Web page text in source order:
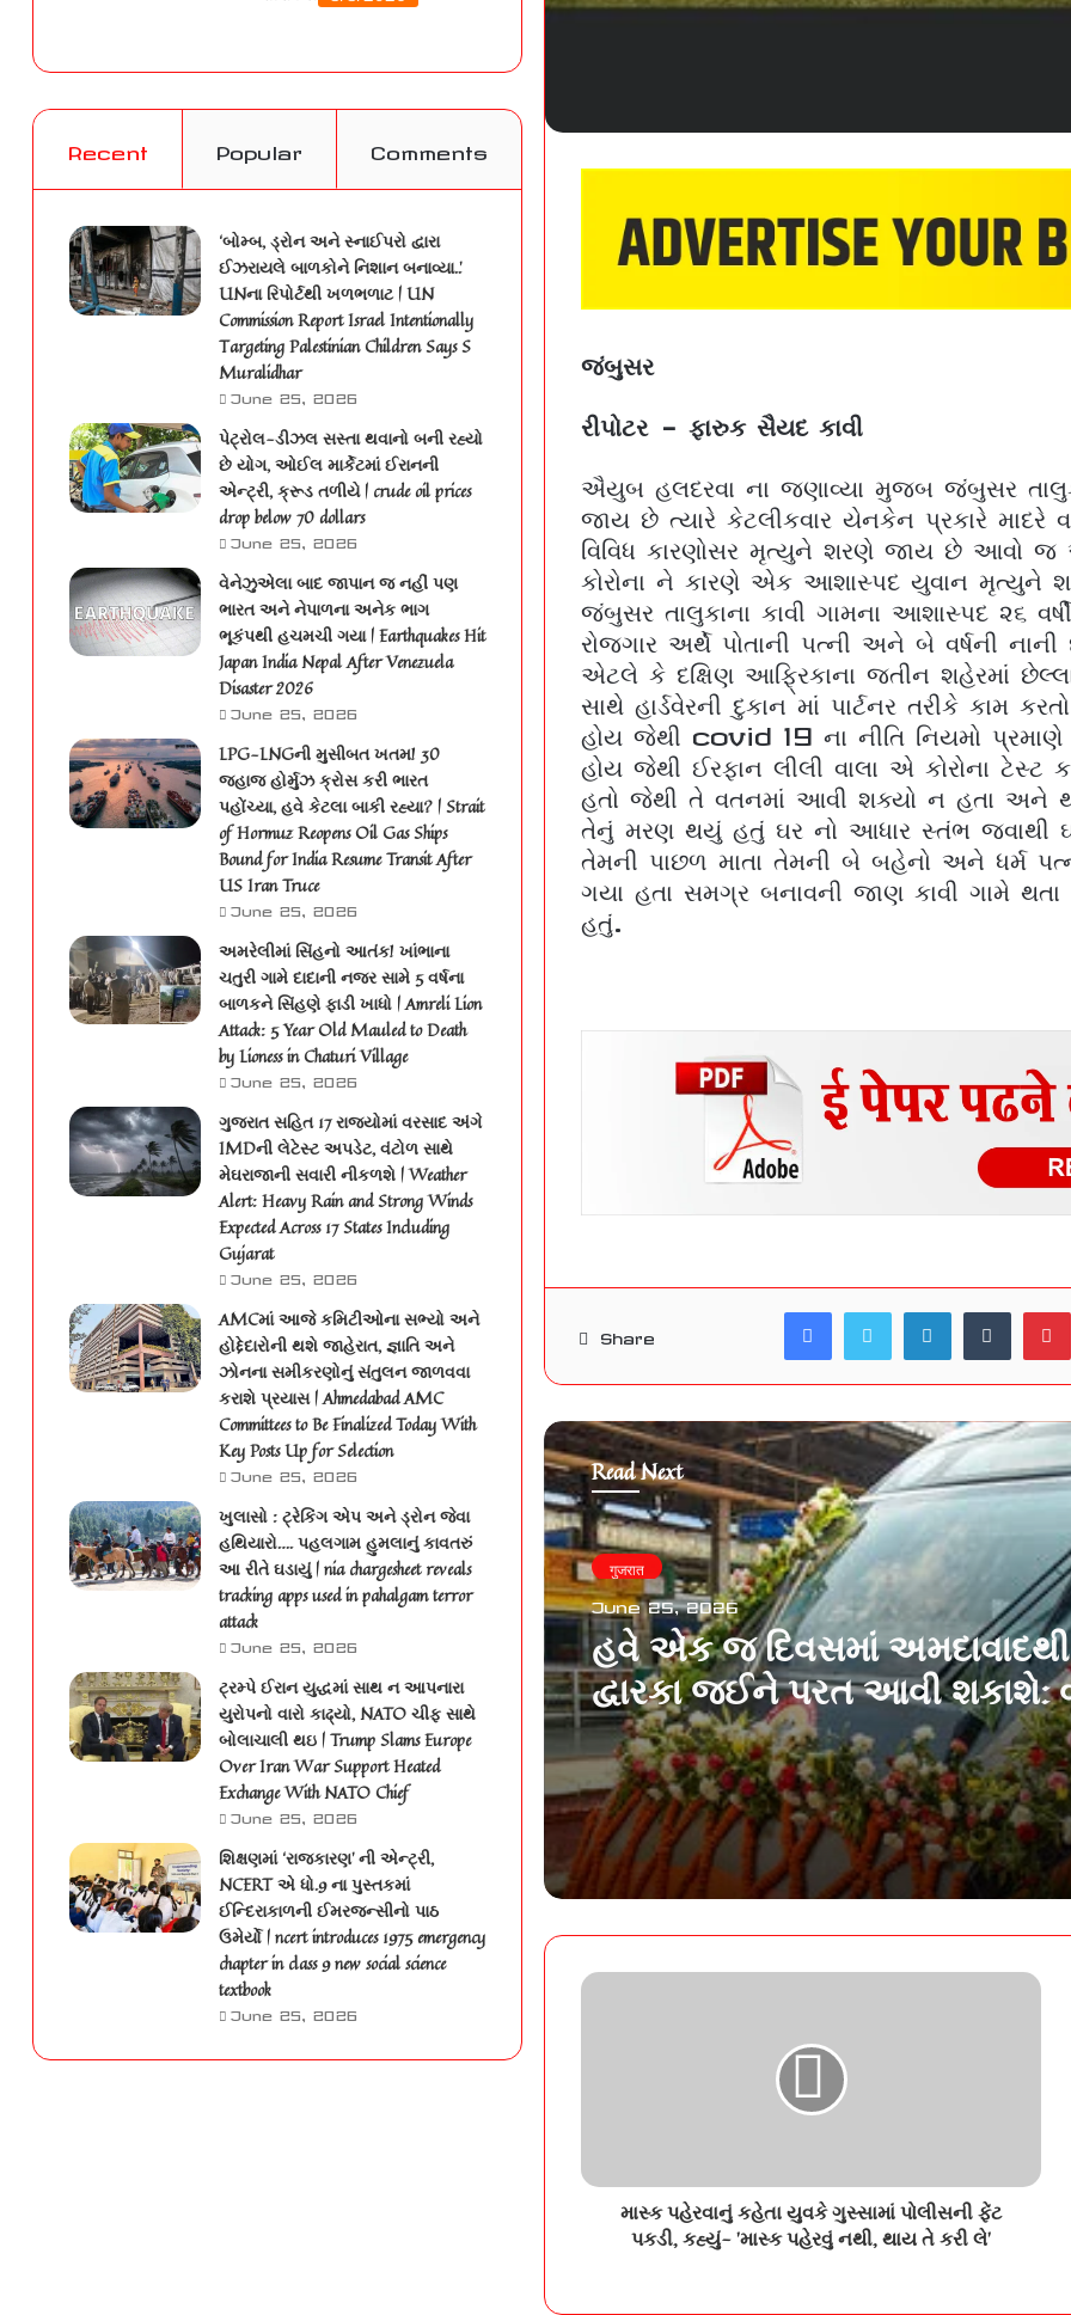
જંબુસર
રીપોટર – ફારુક સૈયદ કાવી
ઐયુબ હલદરવા ના જણાવ્યા મુજબ જંબુસર
જાય છે ત્યારે કેટલીકવાર યેનકેન પ્રકારે
વિવિધ કારણોસર મૃત્યુને શરણે જાય છે આવો જ
કોરોના ને કારણે એક આશાસ્પદ યુવાન મૃત્યુને
જંબુસર તાલુકાના કાવી ગામના આશાસ્પદ ૨૬
રોજગાર અર્થે પોતાની પત્ની અને બે વર્ષની
એટલે કે દક્ષિણ આફ્રિકાના જતીન શહેરમાં છેલ્લા
સાથે હાર્ડવેરની દુકાન માં પાર્ટનર તરીકે કામ
હોય જેથી covid 19 ના નીતિ નિયમો પ્રમાણે
હોય જેથી ઈરફાન લીલી વાલા એ કોરોના ટેસ્ટ
હતો જેથી તે વતનમાં આવી શક્યો ન હતા અને
તેનું મરણ થયું હતું ઘર નો આધાર સ્તંભ જવાથી
તેમની પાછળ માતા તેમની બે બહેનો અને ધર્મ
ગયા હતા સમગ્ર બનાવની જાણ કાવી ગામે થતા
હતું.
Share
Facebook Twitter LinkedIn Tumblr Pinterest
Read Next
गुजरात
June 25, 2026
હવે એક જ દિવસમાં અમદાવાદથી
દ્વારકા જઈને પરત આવી શકાશે:
ભારત એક્સપ્રેસના રૂટ, સમય
સ્ટેશનમાં મોટો ફેરફાર |
ahmedabad/sabarmati okha
bharat express schedule change
road new halt
માસ્ક પહેરવાનું કહેતા યુવકે ગુસ્સામાં પોલીસની ફેંટ
પકડી, કહ્યું- 'માસ્ક પહેરવું નથી, થાય તે કરી લે'
Recent Popular Comments
‘બોમ્બ, ડ્રોન અને સ્નાઈપરો દ્વારા
ઈઝરાયલે બાળકોને નિશાન બનાવ્યા..’
UNના રિપોર્ટથી ખળભળાટ | UN
Commission Report Israel Intentionally
Targeting Palestinian Children Says S
Muralidhar
June 25, 2026
પેટ્રોલ-ડીઝલ સસ્તા થવાનો બની રહ્યો
છે યોગ, ઓઈલ માર્કેટમાં ઈરાનની
એન્ટ્રી, ક્રૂડ તળીયે | crude oil prices
drop below 70 dollars
June 25, 2026
વેનેઝુએલા બાદ જાપાન જ નહીં પણ
ભારત અને નેપાળના અનેક ભાગ
ભૂકંપથી હચમચી ગયા | Earthquakes Hit
Japan India Nepal After Venezuela
Disaster 2026
June 25, 2026
LPG-LNGની મુસીબત ખતમ! 30
જહાજ હોર્મુઝ ક્રોસ કરી ભારત
પહોંચ્યા, હવે કેટલા બાકી રહ્યા? | Strait
of Hormuz Reopens Oil Gas Ships
Bound for India Resume Transit After
US Iran Truce
June 25, 2026
અમરેલીમાં સિંહનો આતંક! ખાંભાના
ચતુરી ગામે દાદાની નજર સામે 5 વર્ષના
બાળકને સિંહણે ફાડી ખાધો | Amreli Lion
Attack: 5 Year Old Mauled to Death
by Lioness in Chaturi Village
June 25, 2026
ગુજરાત સહિત 17 રાજ્યોમાં વરસાદ અંગે
IMDની લેટેસ્ટ અપડેટ, વંટોળ સાથે
મેઘરાજાની સવારી નીકળશે | Weather
Alert: Heavy Rain and Strong Winds
Expected Across 17 States Including
Gujarat
June 25, 2026
AMCમાં આજે કમિટીઓના સભ્યો અને
હોદ્દેદારોની થશે જાહેરાત, જ્ઞાતિ અને
ઝોનના સમીકરણોનું સંતુલન જાળવવા
કરાશે પ્રયાસ | Ahmedabad AMC
Committees to Be Finalized Today With
Key Posts Up for Selection
June 25, 2026
ખુલાસો : ટ્રેકિંગ એપ અને ડ્રોન જેવા
હથિયારો…. પહલગામ હુમલાનું કાવતરું
આ રીતે ઘડાયું | nia chargesheet reveals
tracking apps used in pahalgam terror
attack
June 25, 2026
ટ્રમ્પે ઈરાન યુદ્ધમાં સાથ ન આપનારા
યુરોપનો વારો કાઢ્યો, NATO ચીફ સાથે
બોલાચાલી થઇ | Trump Slams Europe
Over Iran War Support Heated
Exchange With NATO Chief
June 25, 2026
શિક્ષણમાં ‘રાજકારણ’ ની એન્ટ્રી,
NCERT એ ધો.9 ના પુસ્તકમાં
ઈન્દિરાકાળની ઈમરજન્સીનો પાઠ
ઉમેર્યો | ncert introduces 1975 emergency
chapter in class 9 new social science
textbook
June 25, 2026